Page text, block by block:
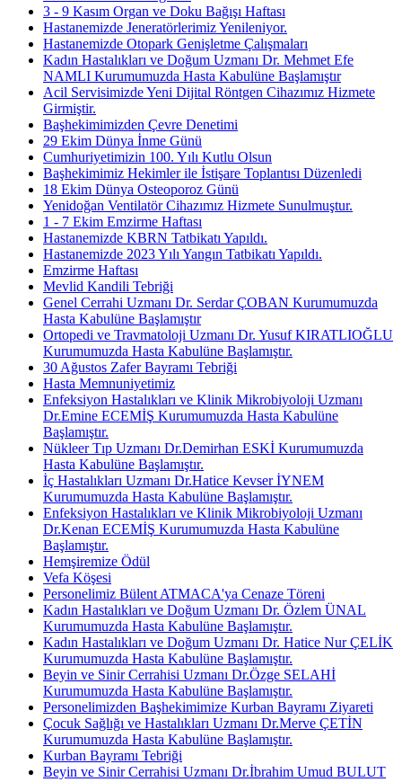
3 - 9 Kasım Organ ve Doku Bağışı Haftası
Hastanemizde Jeneratörlerimiz Yenileniyor.
Hastanemizde Otopark Genişletme Çalışmaları
Kadın Hastalıkları ve Doğum Uzmanı Dr. Mehmet Efe
NAMLI Kurumumuzda Hasta Kabulüne Başlamıştır
Acil Servisimizde Yeni Dijital Röntgen Cihazımız Hizmete
Girmiştir.
Başhekimimizden Çevre Denetimi
29 Ekim Dünya İnme Günü
Cumhuriyetimizin 100. Yılı Kutlu Olsun
Başhekimimiz Hekimler ile İstişare Toplantısı Düzenledi
18 Ekim Dünya Osteoporoz Günü
Yenidoğan Ventilatör Cihazımız Hizmete Sunulmuştur.
1 - 7 Ekim Emzirme Haftası
Hastanemizde KBRN Tatbikatı Yapıldı.
Hastanemizde 2023 Yılı Yangın Tatbikatı Yapıldı.
Emzirme Haftası
Mevlid Kandili Tebriği
Genel Cerrahi Uzmanı Dr. Serdar ÇOBAN Kurumumuzda
Hasta Kabulüne Başlamıştır
Ortopedi ve Travmatoloji Uzmanı Dr. Yusuf KIRATLIOĞLU
Kurumumuzda Hasta Kabulüne Başlamıştır.
30 Ağustos Zafer Bayramı Tebriği
Hasta Memnuniyetimiz
Enfeksiyon Hastalıkları ve Klinik Mikrobiyoloji Uzmanı
Dr.Emine ECEMİŞ Kurumumuzda Hasta Kabulüne
Başlamıştır.
Nükleer Tıp Uzmanı Dr.Demirhan ESKİ Kurumumuzda
Hasta Kabulüne Başlamıştır.
İç Hastalıkları Uzmanı Dr.Hatice Kevser İYNEM
Kurumumuzda Hasta Kabulüne Başlamıştır.
Enfeksiyon Hastalıkları ve Klinik Mikrobiyoloji Uzmanı
Dr.Kenan ECEMİŞ Kurumumuzda Hasta Kabulüne
Başlamıştır.
Hemşiremize Ödül
Vefa Köşesi
Personelimiz Bülent ATMACA'ya Cenaze Töreni
Kadın Hastalıkları ve Doğum Uzmanı Dr. Özlem ÜNAL
Kurumumuzda Hasta Kabulüne Başlamıştır.
Kadın Hastalıkları ve Doğum Uzmanı Dr. Hatice Nur ÇELİK
Kurumumuzda Hasta Kabulüne Başlamıştır.
Beyin ve Sinir Cerrahisi Uzmanı Dr.Özge SELAHİ
Kurumumuzda Hasta Kabulüne Başlamıştır.
Personelimizden Başhekimimize Kurban Bayramı Ziyareti
Çocuk Sağlığı ve Hastalıkları Uzmanı Dr.Merve ÇETİN
Kurumumuzda Hasta Kabulüne Başlamıştır.
Kurban Bayramı Tebriği
Beyin ve Sinir Cerrahisi Uzmanı Dr.İbrahim Umud BULUT